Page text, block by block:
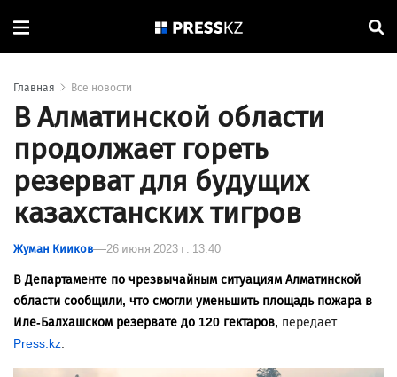
Главная Все новости
В Алматинской области
продолжает гореть
резерват для будущих
казахстанских тигров
Жуман Кииков 26 июня 2023 г. 13:40
В Департаменте по чрезвычайным ситуациям Алматинской
области сообщили, что смогли уменьшить площадь пожара в
Иле-Балхашском резервате до 120 гектаров, передает
Press.kz.